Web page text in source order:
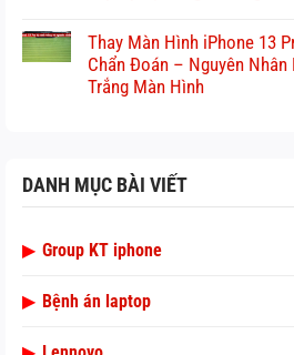
Thay Màn Hình iPhone 13
Chẩn Đoán – Nguyên Nhân
Trắng Màn Hình
DANH MỤC BÀI VIẾT
▶ Group KT iphone
▶ Bệnh án laptop